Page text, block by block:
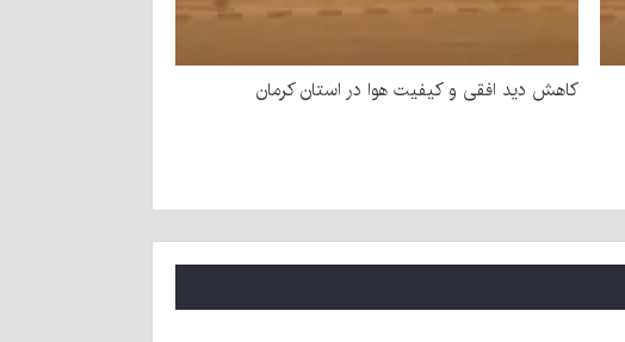
کاهش دید افقی و کیفیت هوا در استان کرمان